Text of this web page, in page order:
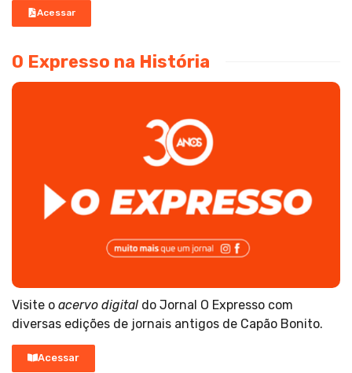
Acessar
O Expresso na História
Visite o acervo digital do Jornal O Expresso com
diversas edições de jornais antigos de Capão Bonito.
Acessar